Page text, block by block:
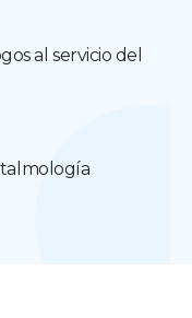
al servicio del